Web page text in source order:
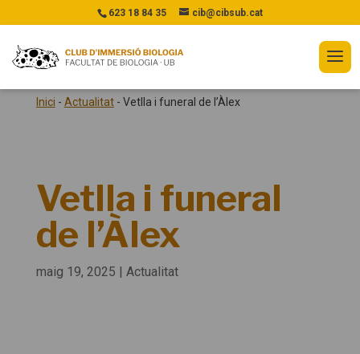
623 18 84 35 cib@cibsub.cat
Inici - Actualitat- Vetlla i funeral de l’Àlex
Vetlla i funeral
de l’Àlex
maig 19, 2025 | Actualitat